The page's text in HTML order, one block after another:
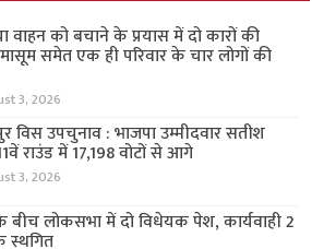
वाहन को बचाने के प्रयास में दो कारों की
समेत एक ही परिवार के चार लोगों की
3, 2026
विस उपचुनाव : भाजपा उम्मीदवार सतीश
राउंड में 17,198 वोटों से आगे
3, 2026
बीच लोकसभा में दो विधेयक पेश, कार्यवाही 2